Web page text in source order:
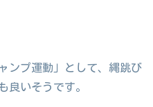
ンプ運動」として、縄跳び
良いそうです。